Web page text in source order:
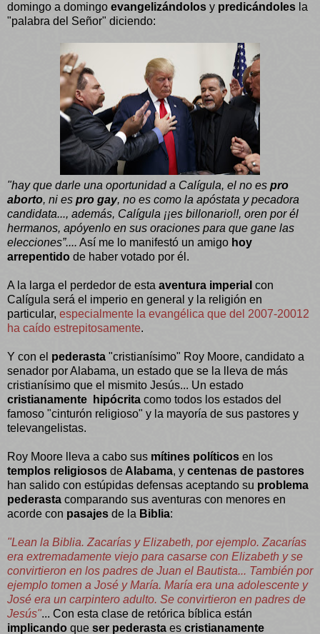
domingo a domingo evangelizándolos y predicándoles la
"palabra del Señor" diciendo:
"hay que darle una oportunidad a Calígula, el no es pro
aborto, ni es pro gay, no es como la apóstata y pecadora
candidata..., además, Calígula ¡¡es billonario!!, oren por él
hermanos, apóyenlo en sus oraciones para que gane las
elecciones”.... Así me lo manifestó un amigo hoy
arrepentido de haber votado por él.
A la larga el perdedor de esta aventura imperial con
Calígula será el imperio en general y la religión en
particular, especialmente la evangélica que del 2007-20012
ha caído estrepitosamente.
Y con el pederasta "cristianísimo" Roy Moore, candidato a
senador por Alabama, un estado que se la lleva de más
cristianísimo que el mismito Jesús... Un estado
cristianamente hipócrita como todos los estados del
famoso "cinturón religioso" y la mayoría de sus pastores y
televangelistas.
Roy Moore lleva a cabo sus mítines políticos en los
templos religiosos de Alabama, y centenas de pastores
han salido con estúpidas defensas aceptando su problema
pederasta comparando sus aventuras con menores en
acorde con pasajes de la Biblia:
"Lean la Biblia. Zacarías y Elizabeth, por ejemplo. Zacarías
era extremadamente viejo para casarse con Elizabeth y se
convirtieron en los padres de Juan el Bautista... También por
ejemplo tomen a José y María. María era una adolescente y
José era un carpintero adulto. Se convirtieron en padres de
Jesús"... Con esta clase de retórica bíblica están
implicando que ser pederasta es cristianamente